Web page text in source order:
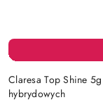
Claresa Top Shine
hybrydowych